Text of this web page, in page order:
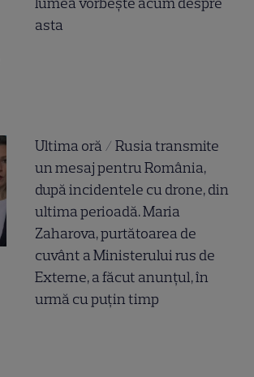
asta
Ultima oră / Rusia transmite
un mesaj pentru România,
după incidentele cu drone, din
ultima perioadă. Maria
Zaharova, purtătoarea de
cuvânt a Ministerului rus de
Externe, a făcut anunțul, în
urmă cu puțin timp